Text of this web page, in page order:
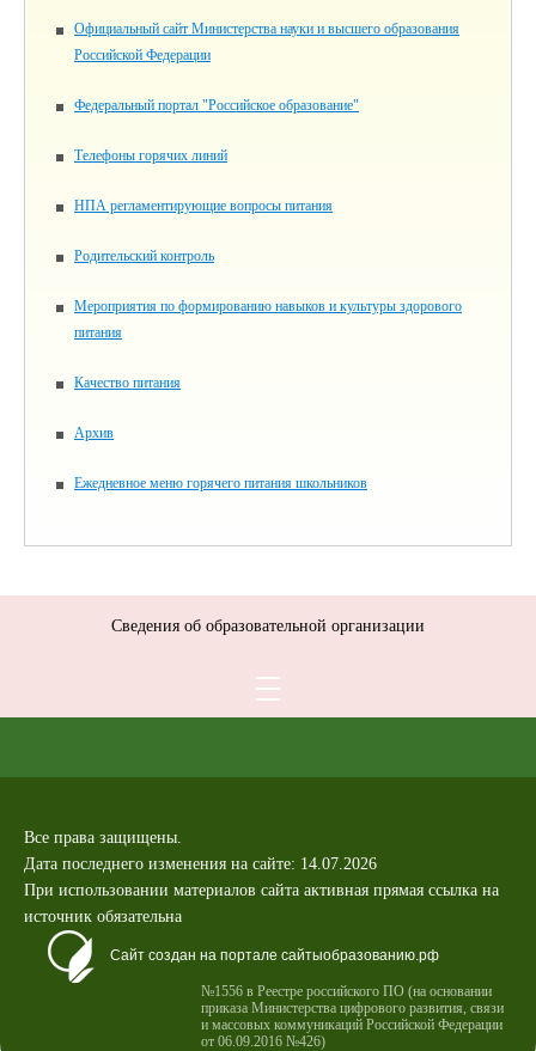
Официальный сайт Министерства науки и высшего образования
Российской Федерации
Федеральный портал "Российское образование"
Телефоны горячих линий
НПА регламентирующие вопросы питания
Родительский контроль
Мероприятия по формированию навыков и культуры здорового
питания
Качество питания
Архив
Ежедневное меню горячего питания школьников
Сведения об образовательной организации
Все права защищены.
Дата последнего изменения на сайте: 14.07.2026
При использовании материалов сайта активная прямая ссылка на
источник обязательна
Сайт создан на портале сайтыобразованию.рф
№1556 в Реестре российского ПО (на основании
приказа Министерства цифрового развития, связи
и массовых коммуникаций Российской Федерации
от 06.09.2016 №426)